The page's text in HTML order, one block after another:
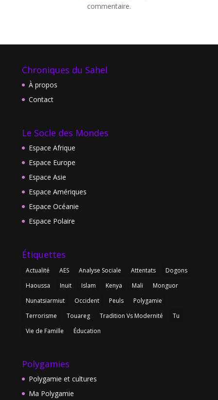
commentaire.
Chroniques du Sahel
À propos
Contact
Le Socle des Mondes
Espace Afrique
Espace Europe
Espace Asie
Espace Amériques
Espace Océanie
Espace Polaire
Étiquettes
Actualité AES Analyse Sociale Attentats
Dogons
Haoussa
Inuit Islam Kenya Mali
Monguor
Nunatsiarmiut
Occident Peuls
Polygamie
Terrorisme
Touareg Tradition Vs Modernité
Tu
Vie de Famille
Éducation
Polygamies
Polygamie et cultures
Ma Polygamie